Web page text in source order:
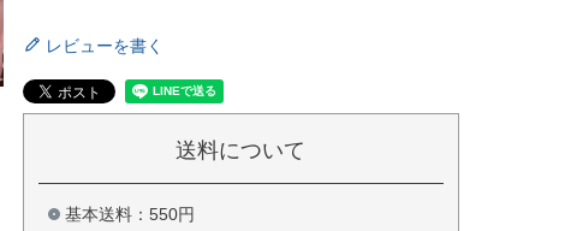
レビューを書く
送料について
基本送料：550円